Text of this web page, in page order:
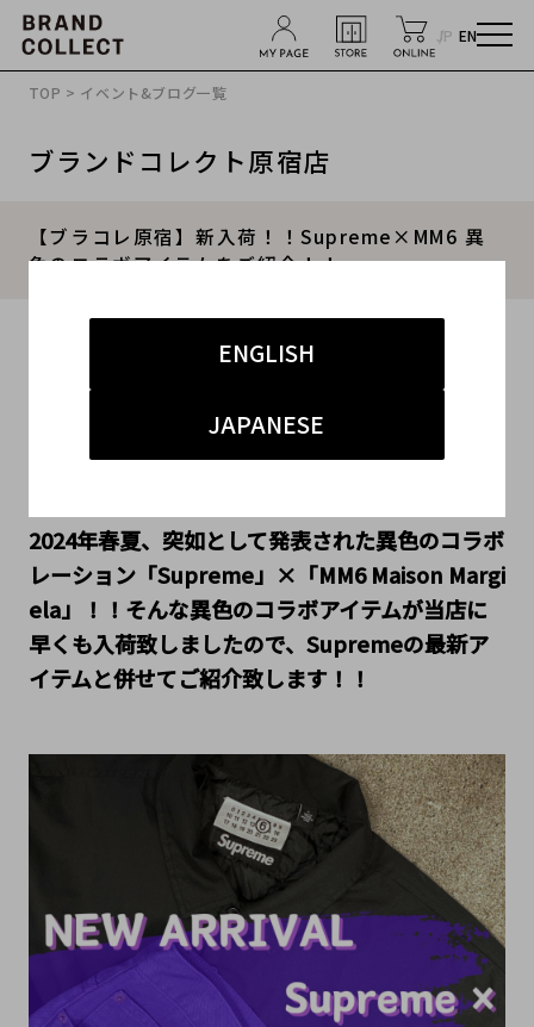
JP EN
ENGLISH
JAPANESE
TOP > イベント&ブログ一覧
ブランドコレクト原宿店
【ブラコレ原宿】新入荷！！Supreme×MM6 異
色のコラボアイテムをご紹介！！
#シュプリーム
#メンズ
2024年春夏、突如として発表された異色のコラボ
レーション「Supreme」×「MM6 Maison Margi
ela」！！そんな異色のコラボアイテムが当店に
早くも入荷致しましたので、Supremeの最新ア
イテムと併せてご紹介致します！！